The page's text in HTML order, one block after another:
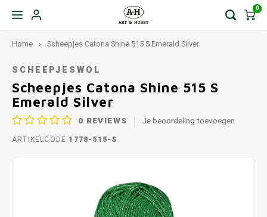
0
Home Scheepjes Catona Shine 515 S Emerald Silver
SCHEEPJESWOL
Scheepjes Catona Shine 515 S
Emerald Silver
0 REVIEWS Je beoordeling toevoegen
ARTIKELCODE 1778-515-S